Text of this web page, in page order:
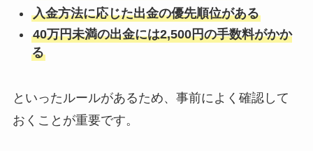
入金方法に応じた出金の優先順位がある
40万円未満の出金には2,500円の手数料がかか
る
といったルールがあるため、事前によく確認して
おくことが重要です。